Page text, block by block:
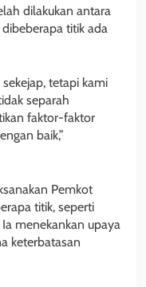
dilakukan antara
titik ada
tetapi kami
separah
faktor-faktor
baik,”
Pemkot
titik, seperti
menekankan upaya
keterbatasan